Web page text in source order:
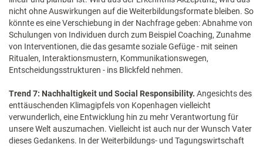
nicht ohne Auswirkungen auf die Weiterbildungsformate bleiben. So
könnte es eine Verschiebung in der Nachfrage geben: Abnahme von
Schulungen von Individuen durch zum Beispiel Coaching, Zunahme
von Interventionen, die das gesamte soziale Gefüge - mit seinen
Ritualen, Interaktionsmustern, Kommunikationswegen,
Entscheidungsstrukturen - ins Blickfeld nehmen.
Trend 7: Nachhaltigkeit und Social Responsibility. Angesichts des
enttäuschenden Klimagipfels von Kopenhagen vielleicht
verwunderlich, eine Entwicklung hin zu mehr Verantwortung für
unsere Welt auszumachen. Vielleicht ist auch nur der Wunsch Vater
dieses Gedankens. In der Weiterbildungs- und Tagungswirtschaft